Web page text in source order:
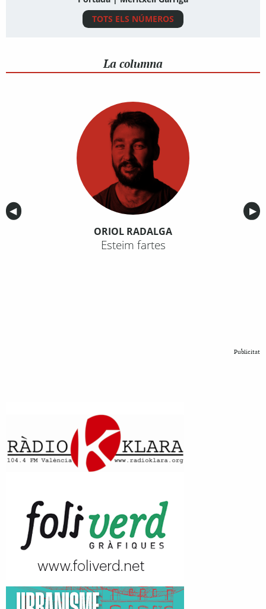
TOTS ELS NÚMEROS
La columna
Anterior
◀︎ ▶︎
ORIOL RADALGA
Esteim fartes
Publicitat